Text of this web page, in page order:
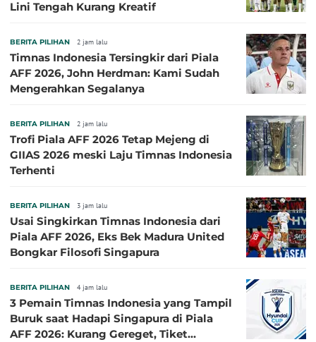
Lini Tengah Kurang Kreatif
BERITA PILIHAN 2 jam lalu
Timnas Indonesia Tersingkir dari Piala
AFF 2026, John Herdman: Kami Sudah
Mengerahkan Segalanya
BERITA PILIHAN 2 jam lalu
Trofi Piala AFF 2026 Tetap Mejeng di
GIIAS 2026 meski Laju Timnas Indonesia
Terhenti
BERITA PILIHAN 3 jam lalu
Usai Singkirkan Timnas Indonesia dari
Piala AFF 2026, Eks Bek Madura United
Bongkar Filosofi Singapura
BERITA PILIHAN 4 jam lalu
3 Pemain Timnas Indonesia yang Tampil
Buruk saat Hadapi Singapura di Piala
AFF 2026: Kurang Gereget, Tiket